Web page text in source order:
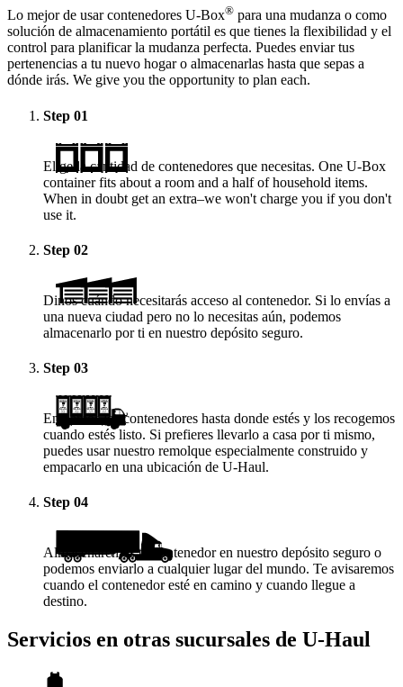
Lo mejor de usar contenedores U-Box® para una mudanza o como
solución de almacenamiento portátil es que tienes la flexibilidad y el
control para planificar la mudanza perfecta. Puedes enviar tus
pertenencias a tu nuevo hogar o almacenarlas hasta que sepas a
dónde irás. We give you the opportunity to plan each.
Step 01
Elige la cantidad de contenedores que necesitas. One U-Box
container fits about a room and a half of household items.
When in doubt get an extra–we won't charge you if you don't
use it.
Step 02
Dinos cuándo necesitarás acceso al contenedor. Si lo envías a
una nueva ciudad pero no lo necesitas aún, podemos
almacenarlo por ti en nuestro depósito seguro.
Step 03
Enviamos los contenedores hasta donde estés y los recogemos
cuando estés listo. Si prefieres llevarlo a casa por ti mismo,
puedes usar nuestro remolque especialmente construido y
empacarlo en una ubicación de U-Haul.
Step 04
Almacenaremos tu contenedor en nuestro depósito seguro o
podemos enviarlo a cualquier lugar del mundo. Te avisaremos
cuando el contenedor esté en camino y cuando llegue a
destino.
Servicios en otras sucursales de U-Haul